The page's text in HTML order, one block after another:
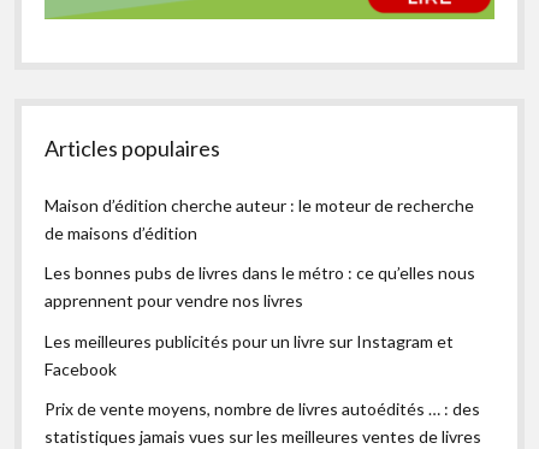
Articles populaires
Maison d’édition cherche auteur : le moteur de recherche
de maisons d’édition
Les bonnes pubs de livres dans le métro : ce qu’elles nous
apprennent pour vendre nos livres
Les meilleures publicités pour un livre sur Instagram et
Facebook
Prix de vente moyens, nombre de livres autoédités … : des
statistiques jamais vues sur les meilleures ventes de livres